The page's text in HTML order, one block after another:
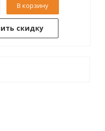
В корзину
скидку